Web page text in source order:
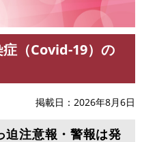
（Covid-19）の
掲載日 2026年8月6日
迫注意報・警報は発